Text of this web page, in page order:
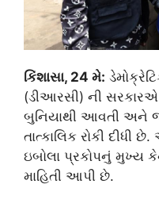
કિંશાસા, 24 મે:
(ડીઆરસી) ની સરકારએ
બુનિયાથી આવતી અને
તાત્કાલિક રોકી દીધી
ઇબોલા પ્રકોપનું મુખ્ય
માહિતી આપી છે.